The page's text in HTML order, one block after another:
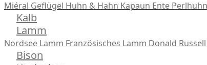
Miéral Geflügel Huhn & Hahn Kapaun Ente Perlhuhn
Kalb
Lamm
Nordsee Lamm Französisches Lamm Donald
Bison